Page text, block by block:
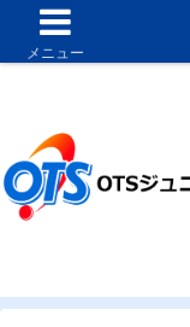
メニュー